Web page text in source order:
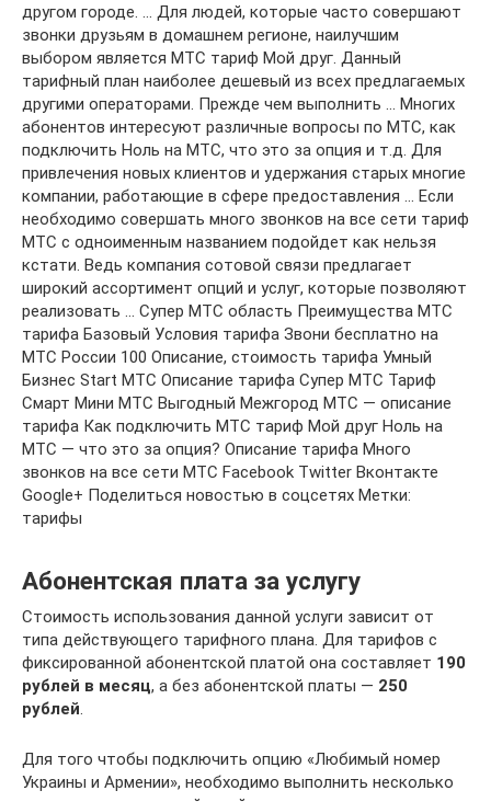
другом городе. … Для людей, которые часто совершают
звонки друзьям в домашнем регионе, наилучшим
выбором является МТС тариф Мой друг. Данный
тарифный план наиболее дешевый из всех предлагаемых
другими операторами. Прежде чем выполнить … Многих
абонентов интересуют различные вопросы по МТС, как
подключить Ноль на МТС, что это за опция и т.д. Для
привлечения новых клиентов и удержания старых многие
компании, работающие в сфере предоставления … Если
необходимо совершать много звонков на все сети тариф
МТС с одноименным названием подойдет как нельзя
кстати. Ведь компания сотовой связи предлагает
широкий ассортимент опций и услуг, которые позволяют
реализовать … Супер МТС область Преимущества МТС
тарифа Базовый Условия тарифа Звони бесплатно на
МТС России 100 Описание, стоимость тарифа Умный
Бизнес Start МТС Описание тарифа Супер МТС Тариф
Смарт Мини МТС Выгодный Межгород МТС — описание
тарифа Как подключить МТС тариф Мой друг Ноль на
МТС — что это за опция? Описание тарифа Много
звонков на все сети МТС Facebook Twitter Вконтакте
Google+ Поделиться новостью в соцсетях Метки:
тарифы
Абонентская плата за услугу
Стоимость использования данной услуги зависит от
типа действующего тарифного плана. Для тарифов с
фиксированной абонентской платой она составляет 190
рублей в месяц, а без абонентской платы ― 250
рублей.
Для того чтобы подключить опцию «Любимый номер
Украины и Армении», необходимо выполнить несколько